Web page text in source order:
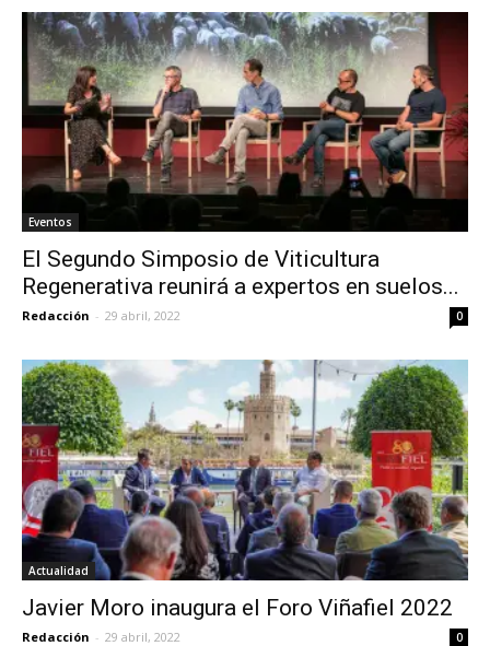
Eventos
El Segundo Simposio de Viticultura
Regenerativa reunirá a expertos en suelos...
Redacción - 29 abril, 2022 0
Actualidad
Javier Moro inaugura el Foro Viñafiel 2022
Redacción - 29 abril, 2022 0